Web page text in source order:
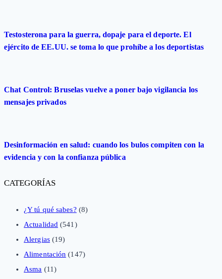
Testosterona para la guerra, dopaje para el deporte. El
ejército de EE.UU. se toma lo que prohíbe a los deportistas
Chat Control: Bruselas vuelve a poner bajo vigilancia los
mensajes privados
Desinformación en salud: cuando los bulos compiten con la
evidencia y con la confianza pública
CATEGORÍAS
¿Y tú qué sabes? (8)
Actualidad (541)
Alergias(19)
Alimentación (147)
Asma (11)